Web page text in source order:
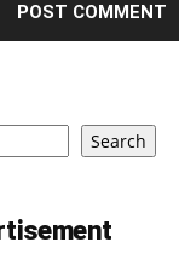
Search